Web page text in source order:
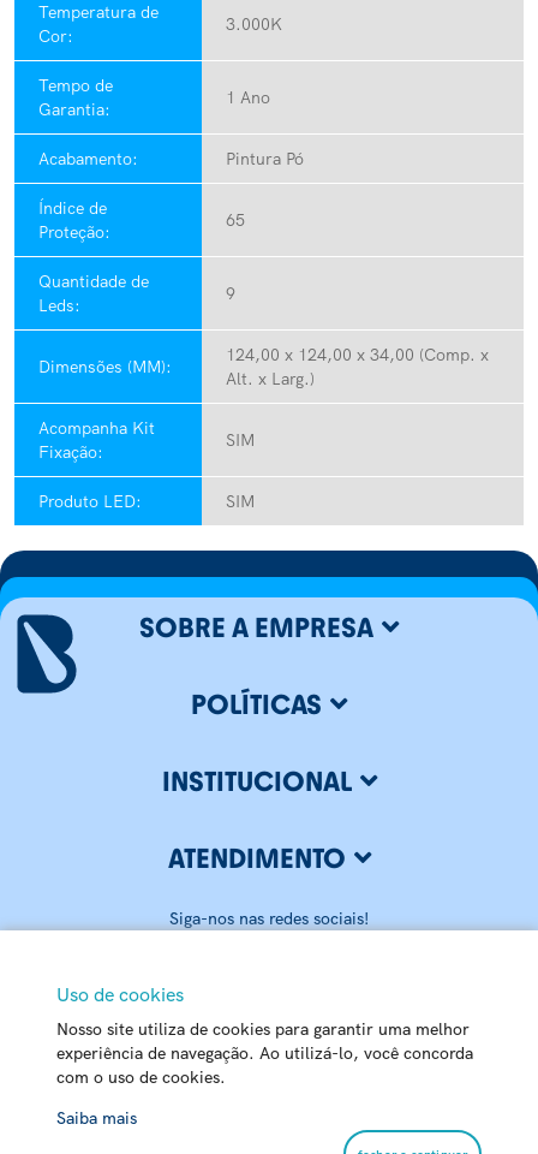
Temperatura de
Cor:
3.000K
Tempo de
Garantia:
1 Ano
Acabamento: Pintura Pó
Índice de
Proteção:
65
Quantidade de
Leds:
9
Dimensões (MM):
124,00 x 124,00 x 34,00 (Comp. x
Alt. x Larg.)
Acompanha Kit
Fixação:
SIM
Produto LED: SIM
SOBRE A EMPRESA
POLÍTICAS
INSTITUCIONAL
ATENDIMENTO
Siga-nos nas redes sociais!
BLUMENAU ILUMINAÇÃO LTDA
CNPJ: 79.416.459/0001-20
520 - Blumenau - SC | Centro de Distribuição – Rua Bahia, 7800
Uso de cookies
Nosso site utiliza de cookies para garantir uma melhor
experiência de navegação. Ao utilizá-lo, você concorda
com o uso de cookies.
Saiba mais
Chat